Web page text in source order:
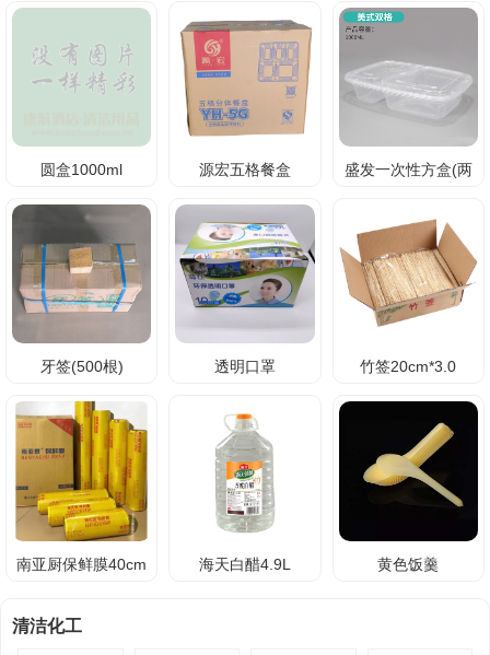
圆盒1000ml 源宏五格餐盒
盛发一次性方盒(两
牙签(500根) 透明口罩 竹签20cm*3.0
南亚厨保鲜膜40cm 海天白醋4.9L 黄色饭羹
清洁化工